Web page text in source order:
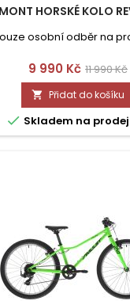
HORSKÉ KOLO
osobní odběr na
Cena
9 990 Kč Běžná
cena
11 990 Kč
 Přidat do košíku
 Skladem na